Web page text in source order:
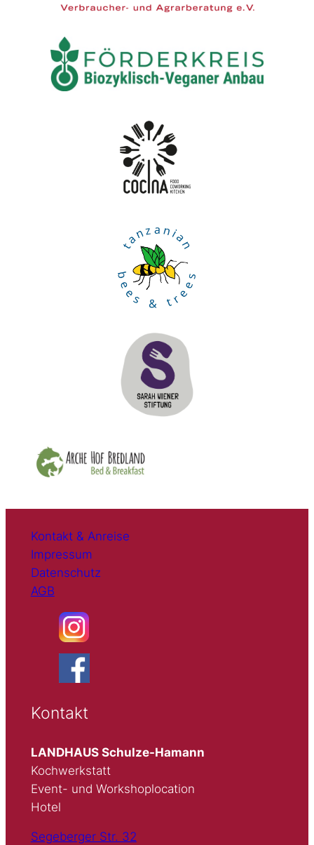
Kontakt & Anreise
Impressum
Datenschutz
AGB
Kontakt
LANDHAUS Schulze-Hamann
Kochwerkstatt
Event- und Workshoplocation
Hotel
Segeberger Str. 32